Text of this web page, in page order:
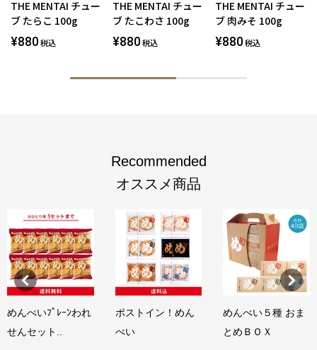
THE MENTAI チュー
ブ たらこ 100g
¥880 税込
THE MENTAI チュー
ブ たこわさ 100g
¥880 税込
THE MENTAI チュー
ブ 肉みそ 100g
¥880 税込
Recommended
オススメ商品
めんべいﾌﾟﾚｰﾝわれ
せんセット..
ポストイン！めん
べい
めんべい５種 おま
とめＢＯＸ